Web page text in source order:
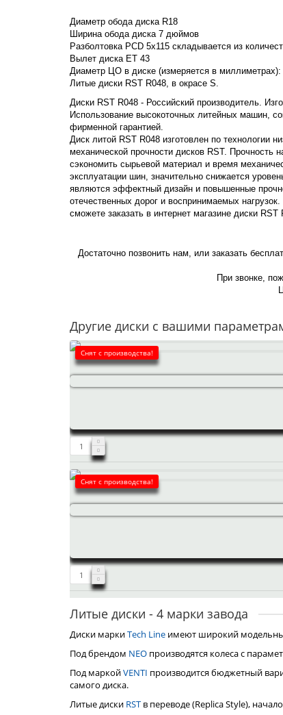
Диаметр обода диска R18
Ширина обода диска 7 дюймов
Разболтовка PCD 5x115 складывается из
Вылет диска ET 43
Диаметр ЦО в диске (измеряется в миллиметрах):
Литые диски RST R048, в окрасе S.
Диски RST R048 - Российский производитель.
Использование высокоточных литейных машин,
фирменной гарантией.
Диск литой RST R048 изготовлен по технологии
механической прочности дисков RST. Прочность
сэкономить сырьевой материал и время
эксплуатации шин, значительно снижается
являются эффектный дизайн и повышенные
отечественных дорог и воспринимаемых
сможете заказать в интернет магазине диски
Достаточно позвонить нам, или заказать
При звонке,
Другие диски с вашими
Снят с производства!
Снят с производства!
Литые диски - 4 марки завода
Диски маркиTech Line имеют широкий
Под брендом NEO производятся колеса с
Под маркойVENTI производится бюджетный
самого диска.
Литые диски RST в переводе (Replica Style),